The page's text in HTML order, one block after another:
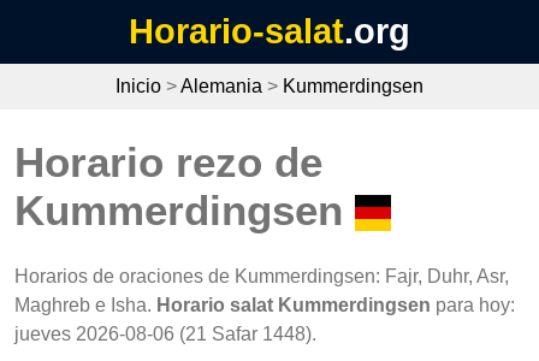
Horario-salat.org
Inicio >Alemania > Kummerdingsen
Horario rezo de
Kummerdingsen
Horarios de oraciones de Kummerdingsen: Fajr, Duhr, Asr,
Maghreb e Isha. Horario salat Kummerdingsen para hoy:
jueves 2026-08-06 (21 Safar 1448).